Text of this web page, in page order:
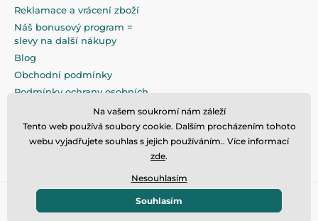
Reklamace a vrácení zboží
Náš bonusový program =
slevy na další nákupy
Blog
Obchodní podmínky
Podmínky ochrany osobních
Na pečlivé zabalení klademe
maximální důraz
© 2026 www.eandilek.cz ⦁ E-shop vytvořila
Na vašem soukromí nám záleží
Tento web používá soubory cookie. Dalším procházením tohoto
webu vyjadřujete souhlas s jejich používáním.. Více informací
zde.
Nesouhlasím
Souhlasím